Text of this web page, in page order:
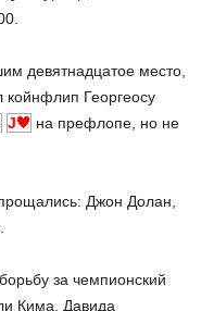
девятнадцатое место,
койнфлип Георгеосу
J
на префлопе, но не
Джон Долан,
за чемпионский
Кима, Давида